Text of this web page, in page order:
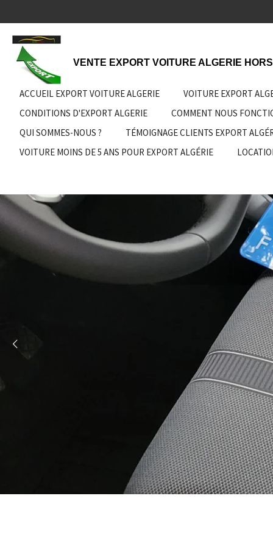
au
contenu
principal
VENTE EXPORT VOITURE ALGERIE
ACCUEIL EXPORT VOITURE ALGERIE VOITURE EXPORT
CONDITIONS D'EXPORT ALGERIE
COMMENT NOUS
QUI SOMMES-NOUS ?
TÉMOIGNAGE CLIENTS EXPORT
VOITURE MOINS DE 5 ANS POUR EXPORT ALGÉRIE